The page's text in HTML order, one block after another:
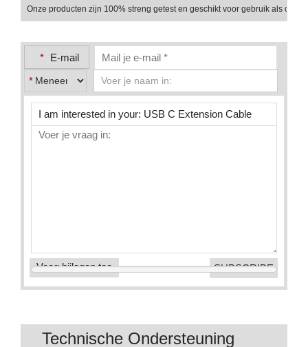
Onze producten zijn 100% streng getest en geschikt voor gebruik als
* E-mail
*
Voeg bijlagen toe
Technische Ondersteuning